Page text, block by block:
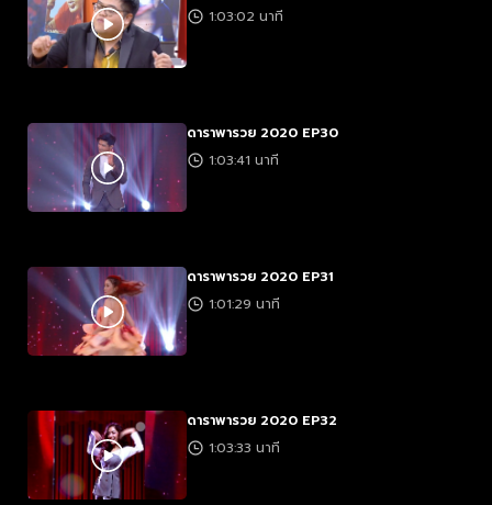
1:03:02 นาที
ดาราพารวย 2020 EP30
1:03:41 นาที
ดาราพารวย 2020 EP31
1:01:29 นาที
ดาราพารวย 2020 EP32
1:03:33 นาที